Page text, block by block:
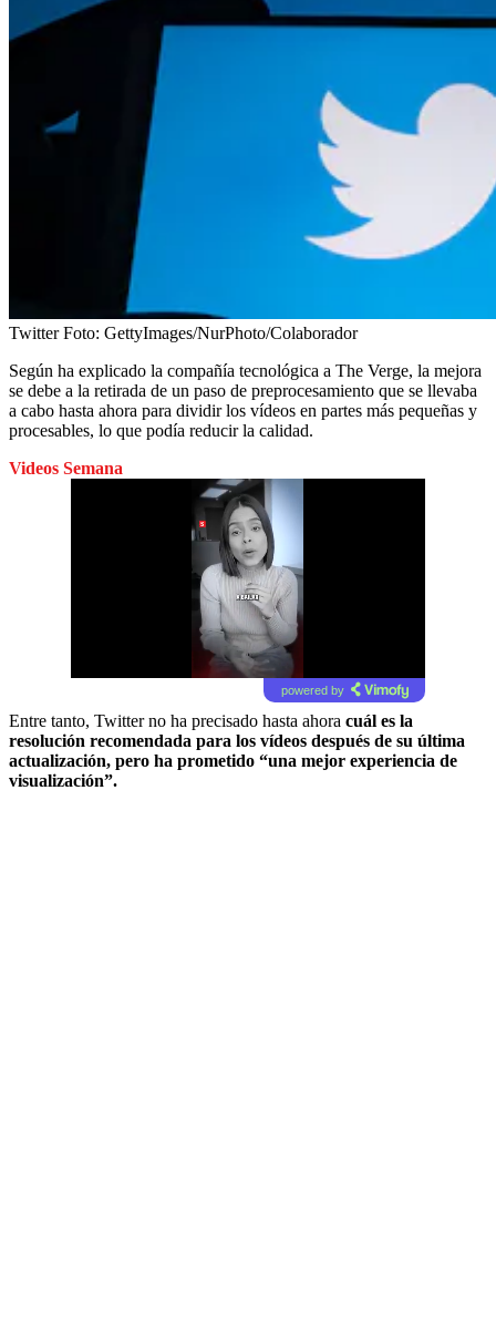
TwitterFoto: GettyImages/NurPhoto/Colaborador
Según ha explicado la compañía tecnológica a The Verge, la mejora
se debe a la retirada de un paso de preprocesamiento que se llevaba
a cabo hasta ahora para dividir los vídeos en partes más pequeñas y
procesables, lo que podía reducir la calidad.
Videos Semana
powered by
Entre tanto, Twitter no ha precisado hasta ahora cuál es la
resolución recomendada para los vídeos después de su última
actualización, pero ha prometido “una mejor experiencia de
visualización”.